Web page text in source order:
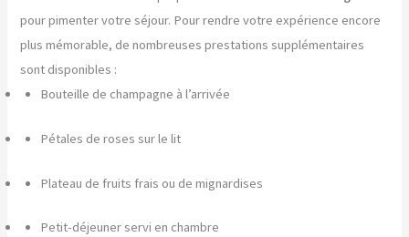
pour pimenter votre séjour. Pour rendre votre expérience encore
plus mémorable, de nombreuses prestations supplémentaires
sont disponibles :
Bouteille de champagne à l’arrivée
Pétales de roses sur le lit
Plateau de fruits frais ou de mignardises
Petit-déjeuner servi en chambre